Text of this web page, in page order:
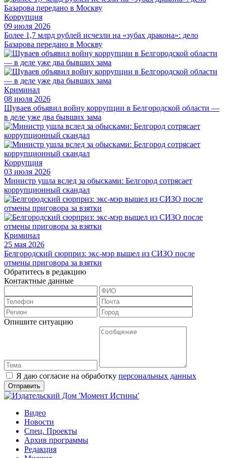
Коррупция
09 июля 2026
Более 1,7 млрд рублей исчезли на «зубах дракона»: дело
Базарова передано в Москву
Криминал
08 июля 2026
Шуваев объявил войну коррупции в Белгородской области —
в деле уже два бывших зама
Коррупция
03 июля 2026
Министр ушла вслед за обысками: Белгород сотрясает
коррупционный скандал
Криминал
25 мая 2026
Белгородский сюрприз: экс-мэр вышел из СИЗО после
отмены приговора за взятки
Обратитесь в редакцию
Контактные данные
Опишите ситуацию
Я даю согласие на обработку персональных данных
Видео
Новости
Спец. Проекты
Архив программы
Редакция